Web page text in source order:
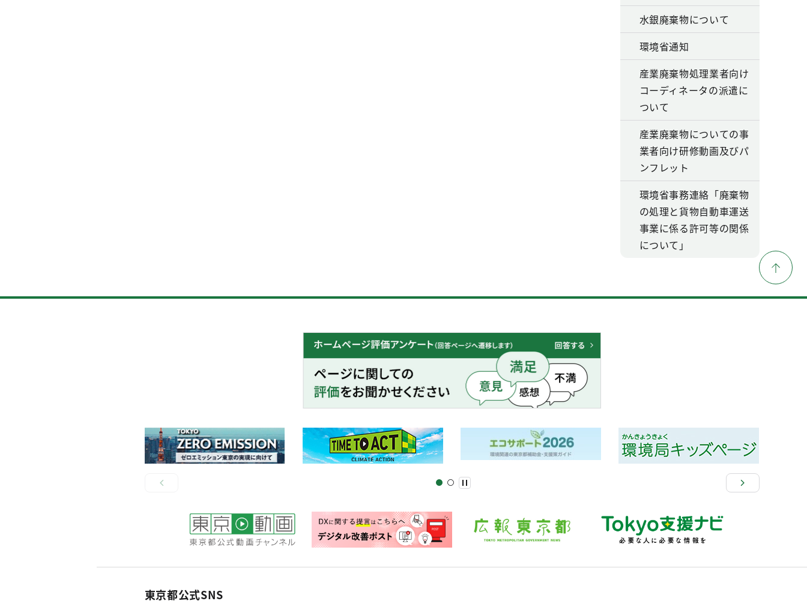
水銀廃棄物について
環境省通知
産業廃棄物処理業者向け
コーディネータの派遣に
ついて
産業廃棄物についての事
業者向け研修動画及びパ
ンフレット
環境省事務連絡「廃棄物
の処理と貨物自動車運送
事業に係る許可等の関係
について」
東京都公式SNS